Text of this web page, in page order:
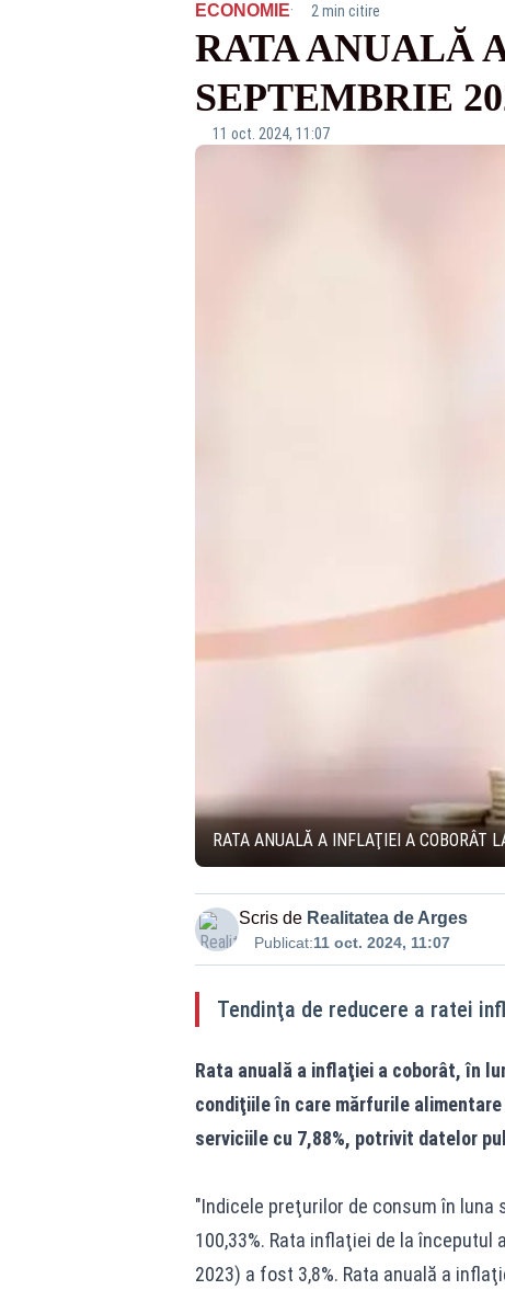
ECONOMIE· 2 min citire
RATA ANUALĂ
SEPTEMBRIE
11 oct. 2024, 11:07
RATA ANUALĂ A INFLAŢIEI A COBORÂT
Scris de Realitatea de Arges
Publicat:11 oct. 2024, 11:07
Tendinţa de reducere a ratei
Rata anuală a inflaţiei a coborât, în
condiţiile în care mărfurile
serviciile cu 7,88%, potrivit datelor
"Indicele preţurilor de consum în
100,33%. Rata inflaţiei de la
2023) a fost 3,8%. Rata anuală a